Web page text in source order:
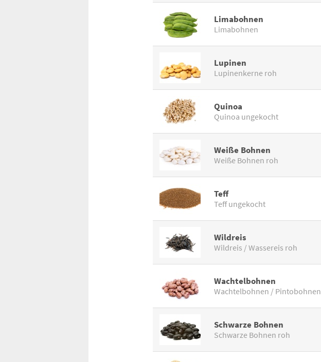
Limabohnen
Limabohnen
Lupinen
Lupinenkerne roh
Quinoa
Quinoa ungekocht
Weiße Bohnen
Weiße Bohnen roh
Teff
Teff ungekocht
Wildreis
Wildreis / Wassereis roh
Wachtelbohnen
Wachtelbohnen / Pintobohnen
Schwarze Bohnen
Schwarze Bohnen roh